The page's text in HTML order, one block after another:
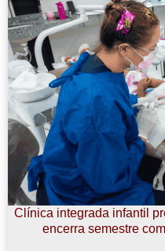
Clínica integrada infantil
encerra semestre